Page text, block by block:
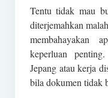
Tentu tidak mau
diterjemahkan
membahayakan
keperluan
Jepang atau kerja
bila dokumen tidak